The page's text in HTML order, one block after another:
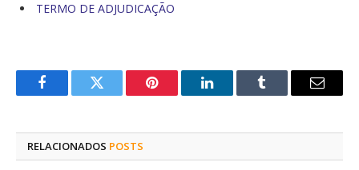
TERMO DE ADJUDICAÇÃO
FacebookTwitter Pinterest O
Tumblr
E-
RELACIONADOS POSTS